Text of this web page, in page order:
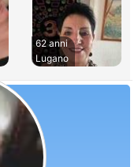
62 anni
Lugano